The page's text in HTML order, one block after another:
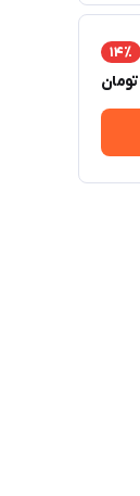
14٪
تومان